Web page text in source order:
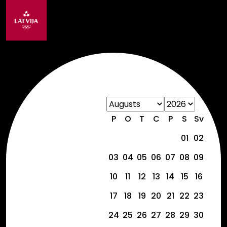
P O T C P S
Sv
01 02
03 04 05 06 07 08 09
10
11 12 13 14 15
16
17
18 19 20 21 22 23
24 25 26 27 28 29 30